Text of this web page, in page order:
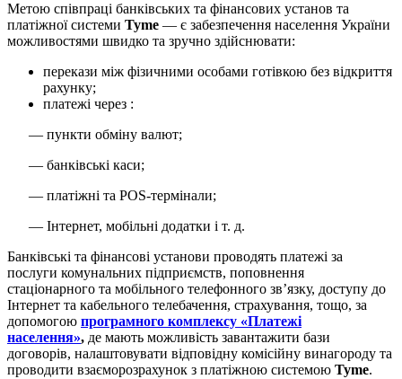
Метою співпраці банківських та фінансових установ та
платіжної системи Tyme — є забезпечення населення України
можливостями швидко та зручно здійснювати:
перекази між фізичними особами готівкою без відкриття
рахунку;
платежі через :
— пункти обміну валют;
— банківські каси;
— платіжні та РОS-термінали;
— Інтернет, мобільні додатки і т. д.
Банківські та фінансові установи проводять платежі за
послуги комунальних підприємств, поповнення
стаціонарного та мобільного телефонного зв’язку, доступу до
Інтернет та кабельного телебачення, страхування, тощо, за
допомогою програмного комплексу «Платежі
населення», де мають можливість завантажити бази
договорів, налаштовувати відповідну комісійну винагороду та
проводити взаєморозрахунок з платіжною системою Tyme.